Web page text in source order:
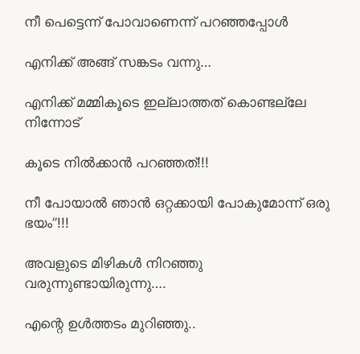
നീ പെട്ടെന്ന് പോവാണെന്ന് പറഞ്ഞപ്പോൾ
എനിക്ക് അങ്ങ് സങ്കടം വന്നു…
എനിക്ക് മമ്മികൂടെ ഇല്ലാത്തത് കൊണ്ടല്ലേ
നിന്നോട്
കൂടെ നിൽക്കാൻ പറഞ്ഞത്!!!
നീ പോയാൽ ഞാൻ ഒറ്റക്കായി പോകുമോന്ന് ഒരു
ഭയം”!!!
അവളുടെ മിഴികൾ നിറഞ്ഞു
വരുന്നുണ്ടായിരുന്നു….
എന്റെ ഉൾത്തടം മുറിഞ്ഞു..